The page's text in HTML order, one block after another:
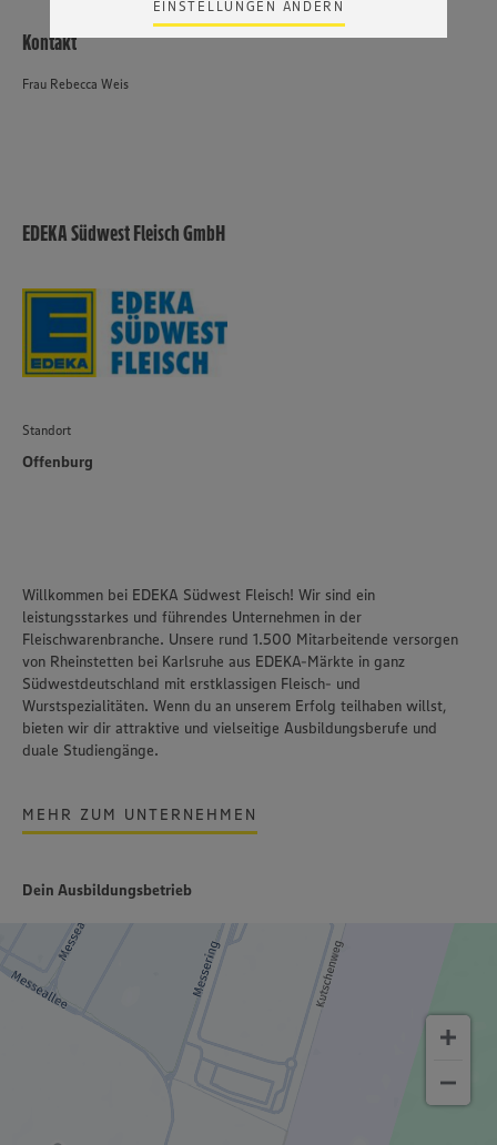
genannten Dienste Ihre Daten verarbeiten. Weitere
unseren Datenschutzhinweisen sowie in unserer Cookie
EINSTELLUNGEN ÄNDERN
Kontakt
Frau Rebecca Weis
EDEKA Südwest Fleisch GmbH
Standort
Offenburg
Willkommen bei EDEKA Südwest Fleisch! Wir sind ein
leistungsstarkes und führendes Unternehmen in der
Fleischwarenbranche. Unsere rund 1.500 Mitarbeitende versorgen
von Rheinstetten bei Karlsruhe aus EDEKA-Märkte in ganz
Südwestdeutschland mit erstklassigen Fleisch- und
Wurstspezialitäten. Wenn du an unserem Erfolg teilhaben willst,
bieten wir dir attraktive und vielseitige Ausbildungsberufe und
duale Studiengänge.
MEHR ZUM UNTERNEHMEN
Dein Ausbildungsbetrieb